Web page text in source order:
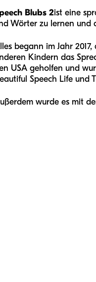
Blubs 2ist eine
Wörter zu lernen und
begann im Jahr 2017,
Kindern das
USA geholfen und
Speech Life und
wurde es mit